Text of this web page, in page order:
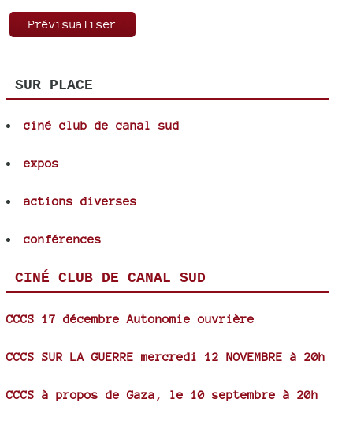
SUR PLACE
ciné club de canal sud
expos
actions diverses
conférences
CINÉ CLUB DE CANAL SUD
CCCS 17 décembre Autonomie ouvrière
CCCS SUR LA GUERRE mercredi 12 NOVEMBRE à 20h
CCCS à propos de Gaza, le 10 septembre à 20h